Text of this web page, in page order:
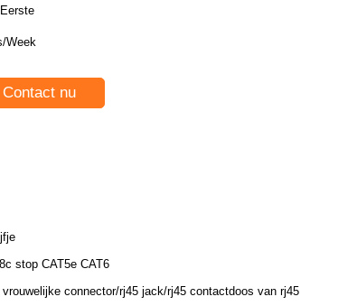
Week
Contact nu
stop CAT5e CAT6
vrouwelijke connector/rj45 jack/rj45 contactdoos van rj45